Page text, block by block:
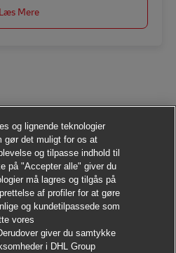
Læs Mere
og lignende teknologier
gør det muligt for os at
og tilpasse indhold til
på "Accepter alle" giver du
må lagres og tilgås på
af profiler for at gøre
og kundetilpassede som
vores
giver du samtykke
i DHL Group